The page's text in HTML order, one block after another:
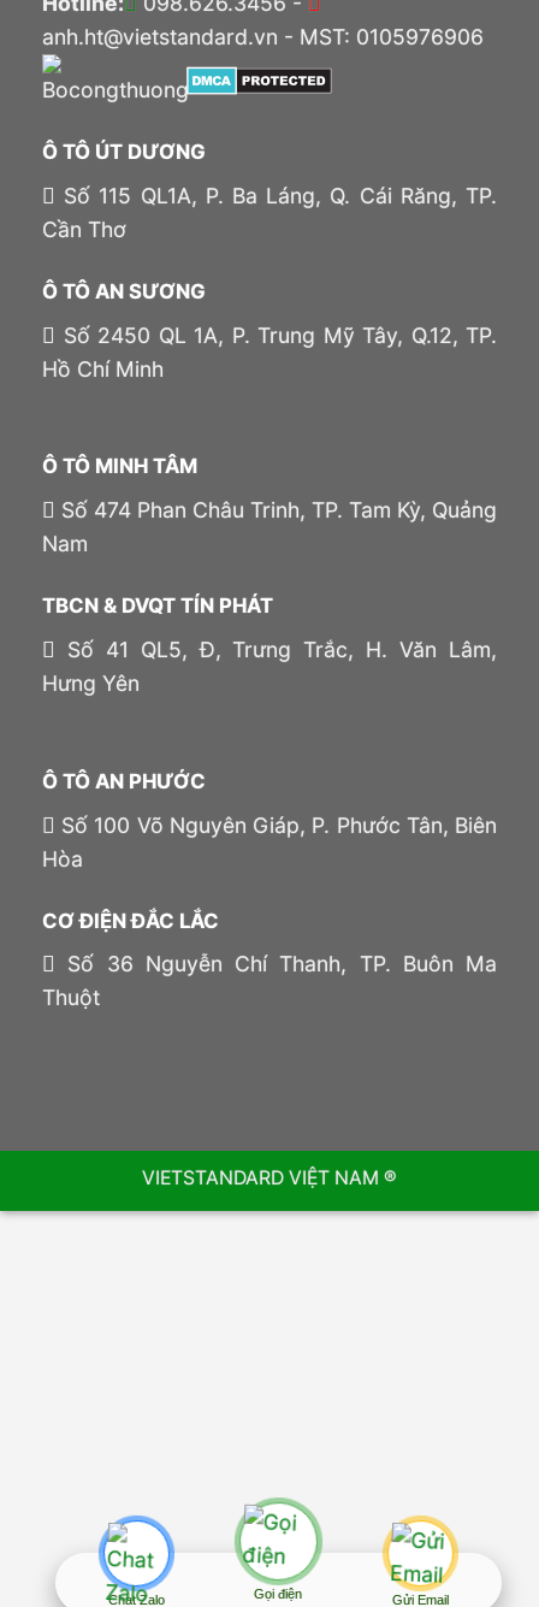
anh.ht@vietstandard.vn - MST: 0105976906
Ô TÔ ÚT DƯƠNG
Số 115 QL1A, P. Ba Láng, Q. Cái Răng, TP.
Cần Thơ
Ô TÔ AN SƯƠNG
Số 2450 QL 1A, P. Trung Mỹ Tây, Q.12, TP.
Hồ Chí Minh
Ô TÔ MINH TÂM
Số 474 Phan Châu Trinh, TP. Tam Kỳ, Quảng
Nam
TBCN & DVQT TÍN PHÁT
Số 41 QL5, Đ, Trưng Trắc, H. Văn Lâm,
Hưng Yên
Ô TÔ AN PHƯỚC
Số 100 Võ Nguyên Giáp, P. Phước Tân, Biên
Hòa
CƠ ĐIỆN ĐẮC LẮC
Số 36 Nguyễn Chí Thanh, TP. Buôn Ma
Thuột
VIETSTANDARD VIỆT NAM ®
Chat Zalo Gọi điện Gửi Email